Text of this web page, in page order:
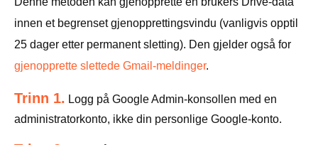
innen et begrenset gjenopprettingsvindu (vanligvis opptil
25 dager etter permanent sletting). Den gjelder også for
gjenopprette slettede Gmail-meldinger.
Trinn 1. Logg på Google Admin-konsollen med en
administratorkonto, ikke din personlige Google-konto.